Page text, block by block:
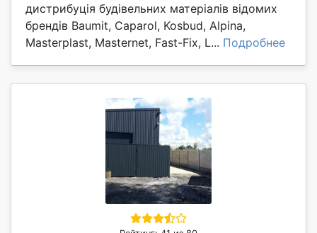
дистрибуція будівельних матеріалів відомих
брендів Baumit, Caparol, Kosbud, Alpina,
Masterplast, Masternet, Fast-Fix, L... Подробнее